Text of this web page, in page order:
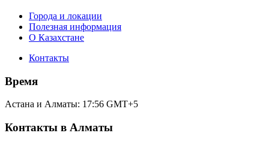
Города и локации
Полезная информация
О Казахстане
Контакты
Время
Астана и Алматы: 17:56 GMT+5
Контакты в Алматы